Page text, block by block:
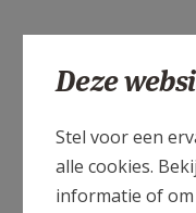
Deze
Stel voor een
alle cookies.
informatie of